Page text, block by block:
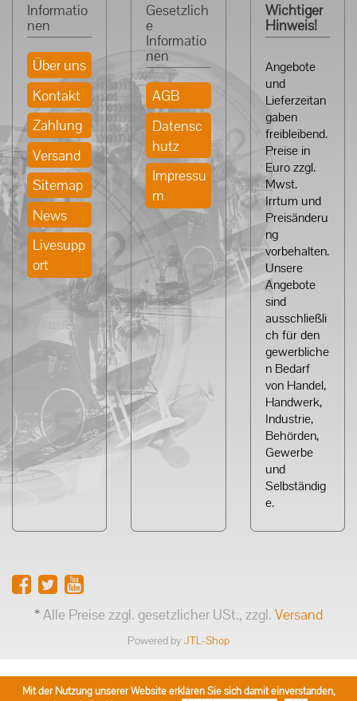
Mit der Nutzung unserer Website erklären Sie sich damit einverstanden,
Informatio
nen
Über uns
Kontakt
Zahlung
Versand
Sitemap
News
Livesupp
ort
Gesetzlich
e
Informatio
nen
AGB
Datensc
hutz
Impressu
m
Wichtiger
Hinweis!
Angebote
und
Lieferzeitan
gaben
freibleibend.
Preise in
Euro zzgl.
Mwst.
Irrtum und
Preisänderu
ng
vorbehalten.
Unsere
Angebote
sind
ausschließli
ch für den
gewerbliche
n Bedarf
von Handel,
Handwerk,
Industrie,
Behörden,
Gewerbe
und
Selbständig
e.
*Alle Preise zzgl. gesetzlicher USt., zzgl. Versand
Powered byJTL-Shop